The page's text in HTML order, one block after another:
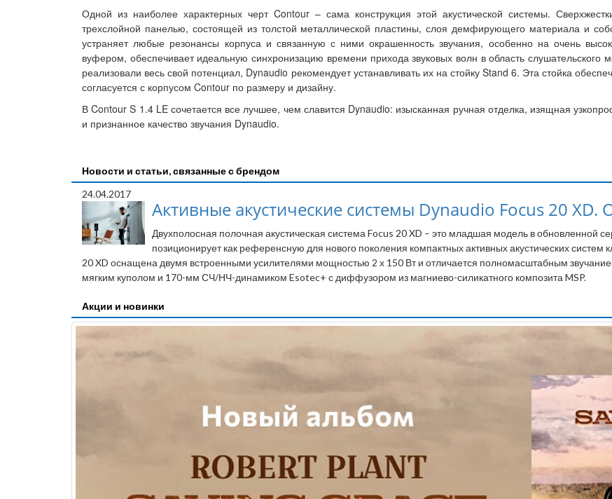
Одной из наиболее характерных черт Contour – сама конструкция этой акустической системы.
трехслойной панелью, состоящей из толстой металлической пластины, слоя демфирующего материала и
устраняет любые резонансы корпуса и связанную с ними окрашенность звучания, особенно на очень
вуфером, обеспечивает идеальную синхронизацию времени прихода звуковых волн в область
реализовали весь свой потенциал, Dynaudio рекомендует устанавливать их на стойку Stand 6. Эта стойка
согласуется с корпусом Contour по размеру и дизайну.
В Contour S 1.4 LE сочетается все лучшее, чем славится Dynaudio: изысканная ручная отделка, изящная
и признанное качество звучания Dynaudio.
Новости и статьи, связанные с брендом
24.04.2017
Активные акустические системы Dynaudio Focus 20
Двухполосная полочная акустическая система Focus 20 XD – это младшая модель в обновленной
позиционирует как референсную для нового поколения компактных активных акустических
20 XD оснащена двумя встроенными усилителями мощностью 2 х 150 Вт и отличается полномасштабным
мягким куполом и 170-мм СЧ/НЧ-динамиком Esotec+ с диффузором из магниево-силикатного композита MSP.
Акции и новинки